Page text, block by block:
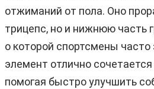
отжиманий от пола. Оно
трицепс, но и нижнюю часть
о которой спортсмены
элемент отлично
помогая быстро улучшить